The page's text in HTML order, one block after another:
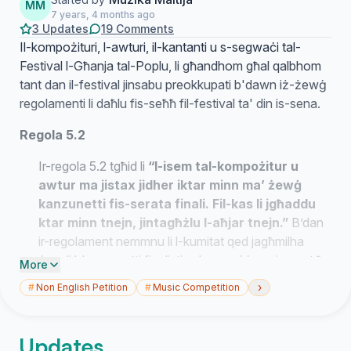
MM
7 years, 4 months ago
3 Updates 19 Comments
Il-kompożituri, l-awturi, il-kantanti u s-segwaċi tal-
Festival l-Għanja tal-Poplu, li għandhom għal qalbhom
tant dan il-festival jinsabu preokkupati b'dawn iż-żewġ
regolamenti li daħlu fis-seħħ fil-festival ta' din is-sena.
Regola 5.2
Ir-regola 5.2 tgħid li “l-isem tal-kompożitur u
awtur ma jistax jidher iktar minn ma’ żewġ
kanzunetti fis-serata finali. Fil-kas li jgħaddu
ktar minn tnejn, jintagħżlu l-aħjar tnejn.” B’dan
ir-regolament nemmnu li l-kumitat qed jagħmilha
ċara li l-kanzunetti finalisti, mhux neċċeserjament ħa
jkunu l-aqwa kanzunetti li ġew mitfugħa għal festival
ta’ din is-sena. Il-kompożituri, l-awturi u l-kantanti
kompożitur, awtur jew kantant jista’ jiġi ippenalizzat
More
#Non English Petition #Music Competition ›